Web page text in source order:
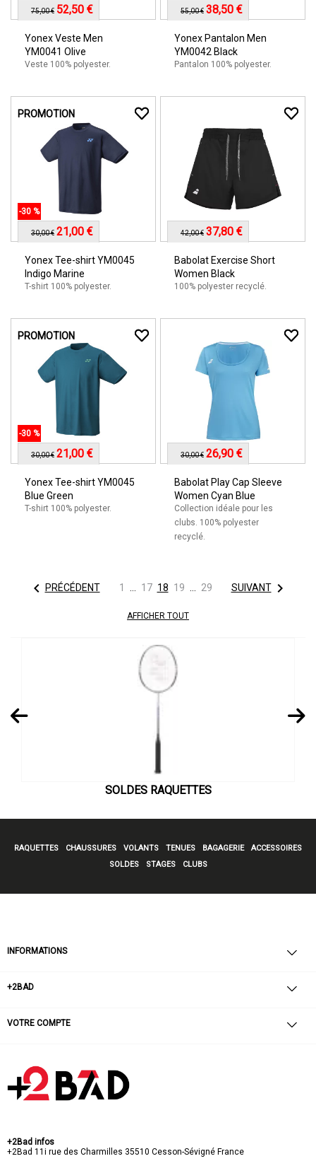
Yonex Veste Men
YM0041 Olive
Veste 100% polyester.
75,00 € 52,50 €
Yonex Pantalon Men
YM0042 Black
Pantalon 100% polyester.
55,00 € 38,50 €
PROMOTION
Yonex Tee-shirt YM0045
Indigo Marine
T-shirt 100% polyester.
-30 %
30,00 € 21,00 €
Babolat Exercise Short
Women Black
100% polyester recyclé.
42,00 € 37,80 €
PROMOTION
Yonex Tee-shirt YM0045
Blue Green
T-shirt 100% polyester.
-30 %
30,00 € 21,00 €
Babolat Play Cap Sleeve
Women Cyan Blue
Collection idéale pour les
clubs. 100% polyester
recyclé.
30,00 € 26,90 €
PRÉCÉDENT 1 17 18 19 29 SUIVANT
AFFICHER TOUT
SOLDES RAQUETTES
RAQUETTES CHAUSSURES VOLANTS TENUES BAGAGERIE
ACCESSOIRES
SOLDES
STAGES CLUBS
INFORMATIONS
+2BAD
VOTRE COMPTE
+2Bad infos
+2Bad 11i rue des Charmilles 35510 Cesson-Sévigné France